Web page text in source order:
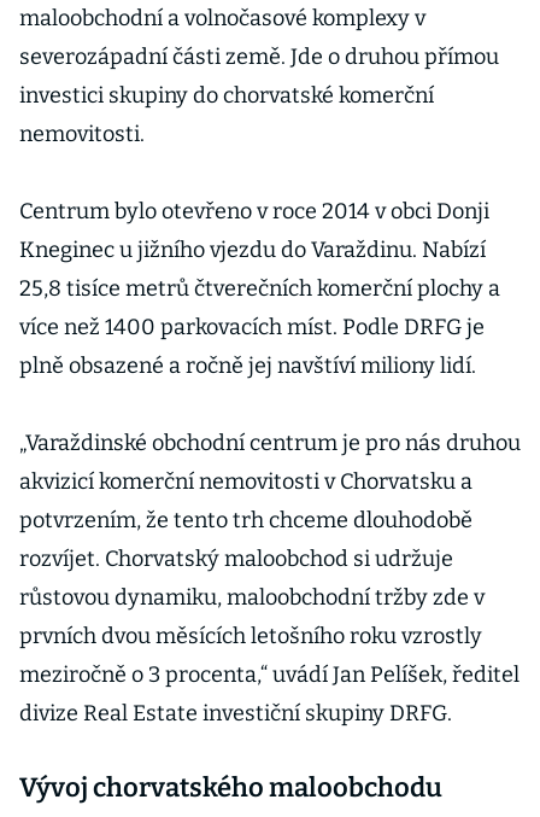
maloobchodní a volnočasové komplexy v
severozápadní části země. Jde o druhou přímou
investici skupiny do chorvatské komerční
nemovitosti.
Centrum bylo otevřeno v roce 2014 v obci Donji
Kneginec u jižního vjezdu do Varaždinu. Nabízí
25,8 tisíce metrů čtverečních komerční plochy a
více než 1400 parkovacích míst. Podle DRFG je
plně obsazené a ročně jej navštíví miliony lidí.
„Varaždinské obchodní centrum je pro nás druhou
akvizicí komerční nemovitosti v Chorvatsku a
potvrzením, že tento trh chceme dlouhodobě
rozvíjet. Chorvatský maloobchod si udržuje
růstovou dynamiku, maloobchodní tržby zde v
prvních dvou měsících letošního roku vzrostly
meziročně o 3 procenta,“ uvádí Jan Pelíšek, ředitel
divize Real Estate investiční skupiny DRFG.
Vývoj chorvatského maloobchodu